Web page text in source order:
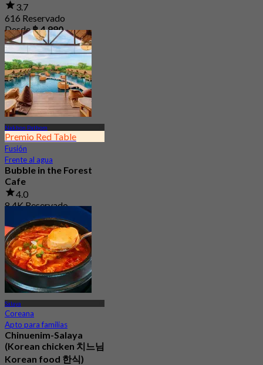
3.7
616 Reservado
Desde฿ 4,990
Nakhon Pathom
Premio Red Table
Fusión
Frente al agua
Bubble in the Forest
Cafe
4.0
8.4K Reservado
฿ 499.5
Salaya
Coreana
Apto para familias
Chinuenim-Salaya
(Korean chicken 치느님
Korean food 한식)